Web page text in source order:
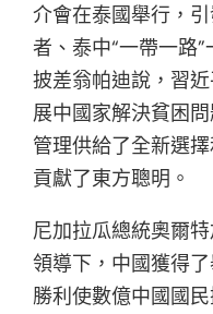
介會在泰國舉行，
者、泰中“一帶一路
披差翁帕迪說，習
展中國家解決貧困
管理供給了全新選
貢獻了東方聰明。
尼加拉瓜總統奧爾
領導下，中國獲得
勝利使數億中國國